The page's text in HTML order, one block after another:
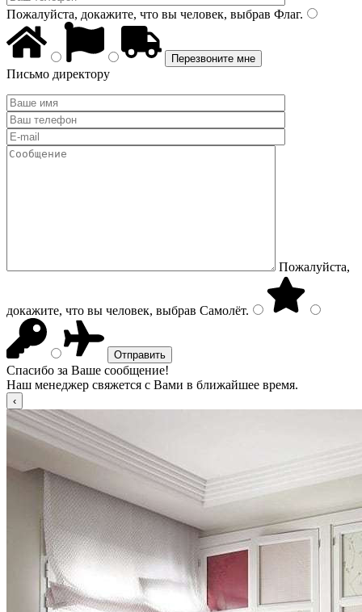
Пожалуйста, докажите, что вы человек, выбрав Флаг.
Письмо директору
Пожалуйста,
докажите, что вы человек, выбрав Самолёт.
Спасибо за Ваше сообщение!
Наш менеджер свяжется с Вами в ближайшее время.